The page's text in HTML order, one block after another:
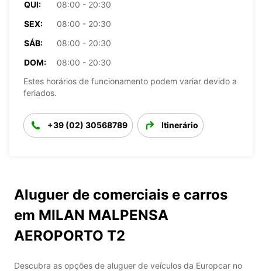
QUI:
08:00 - 20:30
SEX:
08:00 - 20:30
SÁB:
08:00 - 20:30
DOM:
08:00 - 20:30
Estes horários de funcionamento podem variar devido a
feriados.
+39 (02) 30568789 Itinerário
Aluguer de comerciais e carros
em MILAN MALPENSA
AEROPORTO T2
Descubra as opções de aluguer de veículos da Europcar no